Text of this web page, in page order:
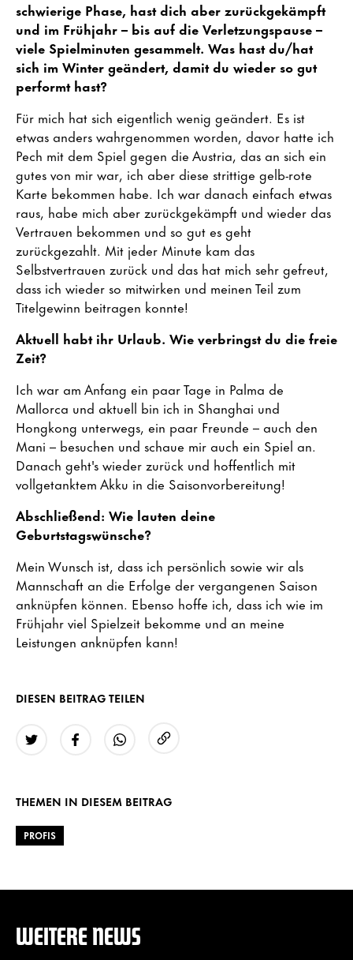
schwierige Phase, hast dich aber zurückgekämpft
und im Frühjahr – bis auf die Verletzungspause –
viele Spielminuten gesammelt. Was hast du/hat
sich im Winter geändert, damit du wieder so gut
performt hast?
Für mich hat sich eigentlich wenig geändert. Es ist
etwas anders wahrgenommen worden, davor hatte ich
Pech mit dem Spiel gegen die Austria, das an sich ein
gutes von mir war, ich aber diese strittige gelb-rote
Karte bekommen habe. Ich war danach einfach etwas
raus, habe mich aber zurückgekämpft und wieder das
Vertrauen bekommen und so gut es geht
zurückgezahlt. Mit jeder Minute kam das
Selbstvertrauen zurück und das hat mich sehr gefreut,
dass ich wieder so mitwirken und meinen Teil zum
Titelgewinn beitragen konnte!
Aktuell habt ihr Urlaub. Wie verbringst du die freie
Zeit?
Ich war am Anfang ein paar Tage in Palma de
Mallorca und aktuell bin ich in Shanghai und
Hongkong unterwegs, ein paar Freunde – auch den
Mani – besuchen und schaue mir auch ein Spiel an.
Danach geht's wieder zurück und hoffentlich mit
vollgetanktem Akku in die Saisonvorbereitung!
Abschließend: Wie lauten deine
Geburtstagswünsche?
Mein Wunsch ist, dass ich persönlich sowie wir als
Mannschaft an die Erfolge der vergangenen Saison
anknüpfen können. Ebenso hoffe ich, dass ich wie im
Frühjahr viel Spielzeit bekomme und an meine
Leistungen anknüpfen kann!
DIESEN BEITRAG TEILEN
THEMEN IN DIESEM BEITRAG
PROFIS
WEITERE NEWS